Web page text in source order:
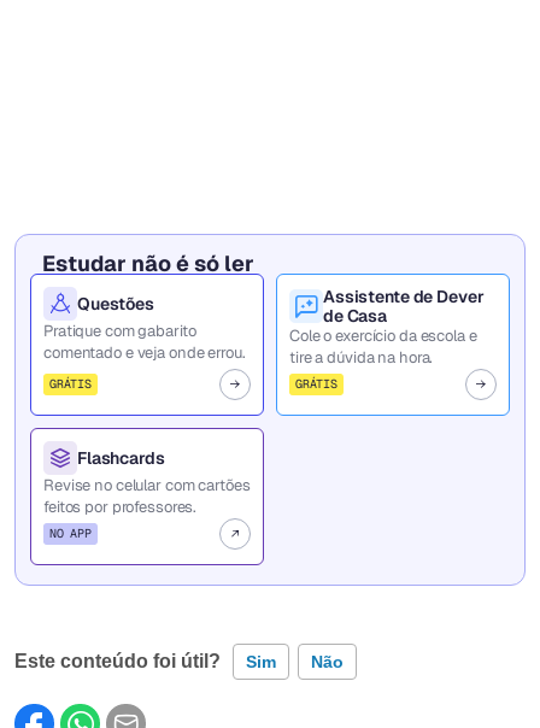
Estudar não é só ler
Questões
Pratique com gabarito
comentado e veja onde errou.
GRÁTIS
Assistente de Dever
de Casa
Cole o exercício da escola e
tire a dúvida na hora.
GRÁTIS
Flashcards
Revise no celular com cartões
feitos por professores.
NO APP
Este conteúdo foi útil? Sim Não